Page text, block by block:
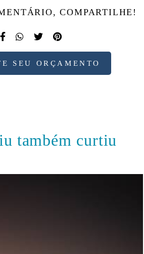
COMPARTILHE!
SEU ORÇAMENTO
também curtiu